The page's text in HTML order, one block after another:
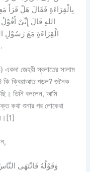
بِالْقِرَاءَةِ فَقَالَ هَلْ قَرَأَ
اللهِ قَالَ إِنِّىْ
الْقِرَاءَةِ مَعَ رَسُوْلِ
بِالْقِرَاءَةِ حِيْنَ سَمِعُوْا ذَلِكَ مِنْ رَسُوْلِ اللهِ .
কি ক্বিরাআত পড়ল? জনৈক
কথা শুনার পর লোকেরা
وَقَوْلُهُ فَانْتَهَى